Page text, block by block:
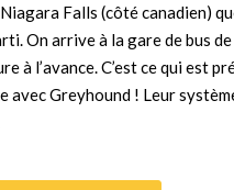
Falls (côté canadien)
On arrive à la gare de bus de
à l’avance. C’est ce qui est
avec Greyhound ! Leur